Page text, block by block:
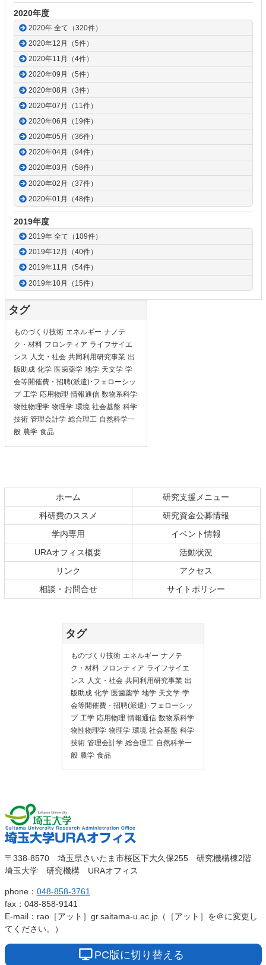
2020年度
2020年 全て（320件）
2020年12月（5件）
2020年11月（4件）
2020年09月（5件）
2020年08月（3件）
2020年07月（11件）
2020年06月（19件）
2020年05月（36件）
2020年04月（94件）
2020年03月（58件）
2020年02月（37件）
2020年01月（48件）
2019年度
2019年 全て（109件）
2019年12月（40件）
2019年11月（54件）
2019年10月（15件）
タグ
ものづくり技術 エネルギー ナノテ
ク・材料 フロンティア ライフサイエ
ンス 人文・社会 共同利用研究事業 出
版助成 化学 医歯薬学 地学 天文学 学
会等開催費・招聘(派遣)･フェローシッ
プ 工学 応用物理 情報通信 数物系科学
物性物理学 物理学 環境 社会基盤 科学
技術 管理会計学 総合理工 自然科学一
般 農学 食品
ホーム
研究支援メニュー
科研費のススメ
研究資金公募情報
学内専用
イベント情報
URAオフィス概要
活動状況
リンク
アクセス
相談・お問合せ
サイトポリシー
タグ
ものづくり技術 エネルギー ナノテ
ク・材料 フロンティア ライフサイエ
ンス 人文・社会 共同利用研究事業 出
版助成 化学 医歯薬学 地学 天文学 学
会等開催費・招聘(派遣)･フェローシッ
プ 工学 応用物理 情報通信 数物系科学
物性物理学 物理学 環境 社会基盤 科学
技術 管理会計学 総合理工 自然科学一
般 農学 食品
埼玉大
学
埼玉大学URAオ
フィス
〒338-8570 埼玉県さいたま市桜区下大久保255 研究機構棟2階
埼玉大学 研究機構 URAオフィス
phone： 048-858-3761
fax：048-858-9141
E-mail：rao［アット］gr.saitama-u.ac.jp（［アット］を＠に変更し
てください。）
PC版に切り替える